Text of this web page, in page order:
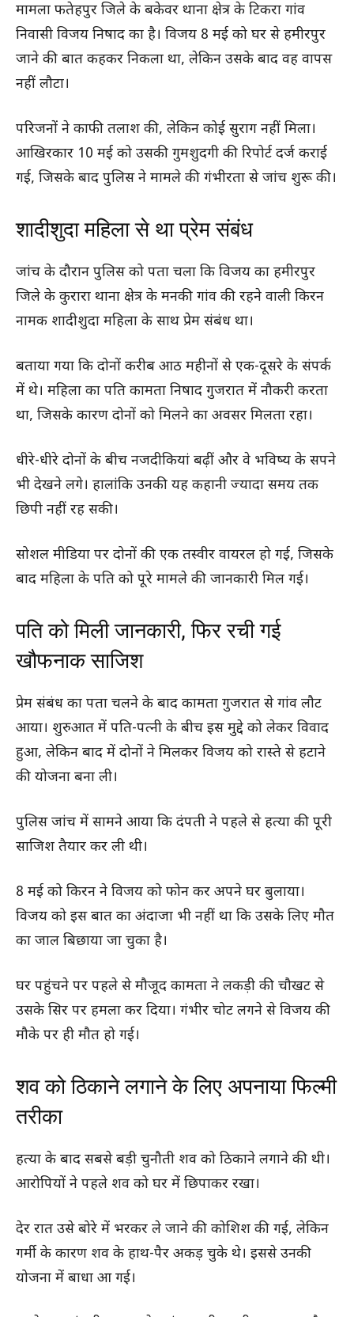
मामला फतेहपुर जिले के बकेवर थाना क्षेत्र के टिकरा गांव
निवासी विजय निषाद का है। विजय 8 मई को घर से हमीरपुर
जाने की बात कहकर निकला था, लेकिन उसके बाद वह वापस
नहीं लौटा।
परिजनों ने काफी तलाश की, लेकिन कोई सुराग नहीं मिला।
आखिरकार 10 मई को उसकी गुमशुदगी की रिपोर्ट दर्ज कराई
गई, जिसके बाद पुलिस ने मामले की गंभीरता से जांच शुरू की।
शादीशुदा महिला से था प्रेम संबंध
जांच के दौरान पुलिस को पता चला कि विजय का हमीरपुर
जिले के कुरारा थाना क्षेत्र के मनकी गांव की रहने वाली किरन
नामक शादीशुदा महिला के साथ प्रेम संबंध था।
बताया गया कि दोनों करीब आठ महीनों से एक-दूसरे के संपर्क
में थे। महिला का पति कामता निषाद गुजरात में नौकरी करता
था, जिसके कारण दोनों को मिलने का अवसर मिलता रहा।
धीरे-धीरे दोनों के बीच नजदीकियां बढ़ीं और वे भविष्य के सपने
भी देखने लगे। हालांकि उनकी यह कहानी ज्यादा समय तक
छिपी नहीं रह सकी।
सोशल मीडिया पर दोनों की एक तस्वीर वायरल हो गई, जिसके
बाद महिला के पति को पूरे मामले की जानकारी मिल गई।
पति को मिली जानकारी, फिर रची गई
खौफनाक साजिश
प्रेम संबंध का पता चलने के बाद कामता गुजरात से गांव लौट
आया। शुरुआत में पति-पत्नी के बीच इस मुद्दे को लेकर विवाद
हुआ, लेकिन बाद में दोनों ने मिलकर विजय को रास्ते से हटाने
की योजना बना ली।
पुलिस जांच में सामने आया कि दंपती ने पहले से हत्या की पूरी
साजिश तैयार कर ली थी।
8 मई को किरन ने विजय को फोन कर अपने घर बुलाया।
विजय को इस बात का अंदाजा भी नहीं था कि उसके लिए मौत
का जाल बिछाया जा चुका है।
घर पहुंचने पर पहले से मौजूद कामता ने लकड़ी की चौखट से
उसके सिर पर हमला कर दिया। गंभीर चोट लगने से विजय की
मौके पर ही मौत हो गई।
शव को ठिकाने लगाने के लिए अपनाया फिल्मी
तरीका
हत्या के बाद सबसे बड़ी चुनौती शव को ठिकाने लगाने की थी।
आरोपियों ने पहले शव को घर में छिपाकर रखा।
देर रात उसे बोरे में भरकर ले जाने की कोशिश की गई, लेकिन
गर्मी के कारण शव के हाथ-पैर अकड़ चुके थे। इससे उनकी
योजना में बाधा आ गई।